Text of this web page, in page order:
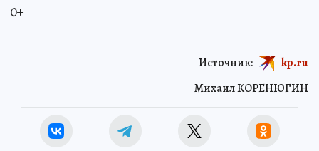
0+
Михаил КОРЕНЮГИН
Источник: kp.ru